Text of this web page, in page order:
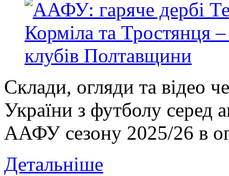
Склади, огляди та відео
України з футболу серед
ААФУ сезону 2025/26 в
Детальніше